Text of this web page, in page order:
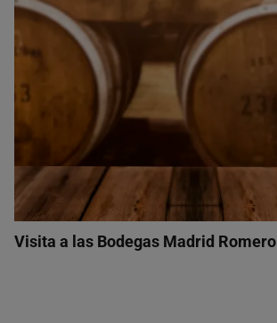
Visita a las Bodegas Madrid Romero